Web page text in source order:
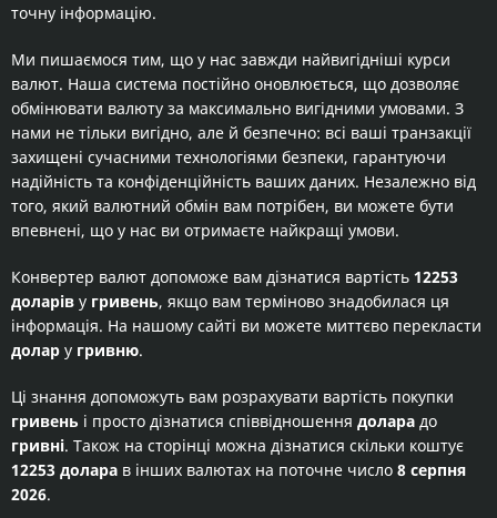
точну інформацію.
Ми пишаємося тим, що у нас завжди найвигідніші курси
валют. Наша система постійно оновлюється, що дозволяє
обмінювати валюту за максимально вигідними умовами. З
нами не тільки вигідно, але й безпечно: всі ваші транзакції
захищені сучасними технологіями безпеки, гарантуючи
надійність та конфіденційність ваших даних. Незалежно від
того, який валютний обмін вам потрібен, ви можете бути
впевнені, що у нас ви отримаєте найкращі умови.
Конвертер валют допоможе вам дізнатися вартість 12253
доларів у гривень, якщо вам терміново знадобилася ця
інформація. На нашому сайті ви можете миттєво перекласти
долар у гривню.
Ці знання допоможуть вам розрахувати вартість покупки
гривень і просто дізнатися співвідношення долара до
гривні. Також на сторінці можна дізнатися скільки коштує
12253 долара в інших валютах на поточне число 8 серпня
2026.